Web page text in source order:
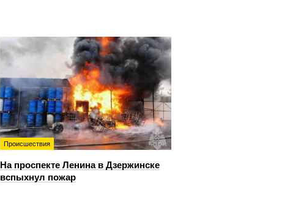
Происшествия
На проспекте Ленина в Дзержинске
вспыхнул пожар